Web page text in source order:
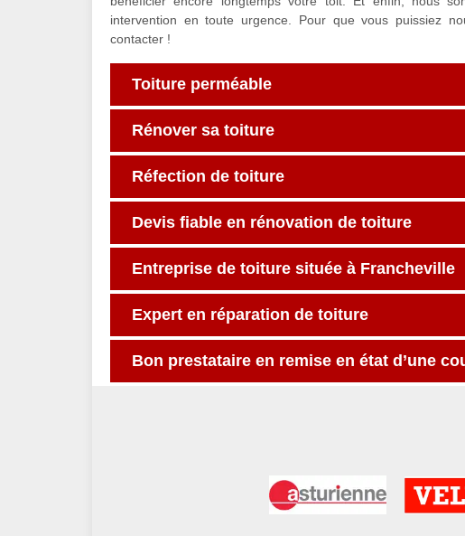
intervention en toute urgence. Pour que vous puissiez
contacter !
Toiture perméable
Rénover sa toiture
Réfection de toiture
Devis fiable en rénovation de toiture
Entreprise de toiture située à Francheville
Expert en réparation de toiture
Bon prestataire en remise en état d’une